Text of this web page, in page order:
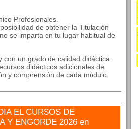
Profesionales.
de obtener la Titulación
se imparta en tu lugar habitual de
con un grado de calidad didáctica
didácticos adicionales de
y comprensión de cada módulo.
EL CURSOS DE
Y ENGORDE 2026 en